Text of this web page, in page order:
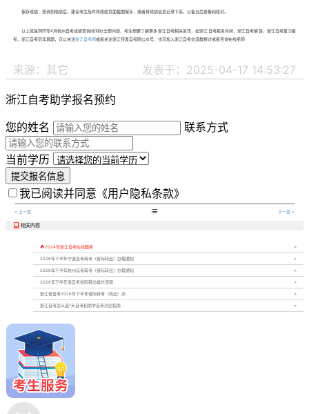
保存成绩：查询到成绩后，建议考生及时将成绩页面截图保存，或者将成绩信息记录下来，以备日后查看和核对。
以上就是2025年4月杭州自考成绩查询时间的全部内容，考生想要了解更多浙江自考相关资讯，如浙江自考报名时间，浙江自考解答，浙江自考复习备
考，浙江自考历年真题，可以关注浙江自考网或者关注浙江传爱自考网公众号，也可加入浙江自考交流群探讨或者咨询在线老师
来源：其它 发表于：2025-04-17 14:53:27
浙江自考助学报名预约
您的姓名
联系方式
当前学历
提交报名信息
我已阅读并同意 《用户隐私条款》
< 上一章  下一章 >
 相关内容
2024年浙江自考在线题库
2026年下半年宁波自考转考（省际转出）办理通知
2026年下半年杭州自考转考（省际转出）办理通知
2026年下半年浙自考省际转出操作流程
浙江省自考2026年下半年省际转考（转出）办...
浙江自考怎么选?大自考和助学自考对比指南